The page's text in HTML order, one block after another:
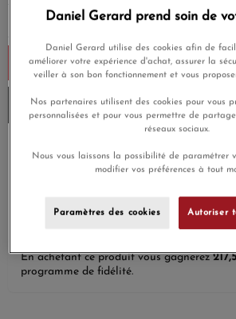
Ajouter au panier
Envoi sous 6 à 8
Livraison gratuite
En achetant ce produit vous gagnerez
programme de fidélité.
Daniel Gerard prend soin de
Daniel Gerard utilise des cookies afin de
améliorer votre expérience d'achat, assurer la
veiller à son bon fonctionnement et vous
Nos partenaires utilisent des cookies pour vous
personnalisées et pour vous permettre de
réseaux sociaux.
Nous vous laissons la possibilité de paramétrer
modifier vos préférences à tout
Paramètres des cookies Autoriser